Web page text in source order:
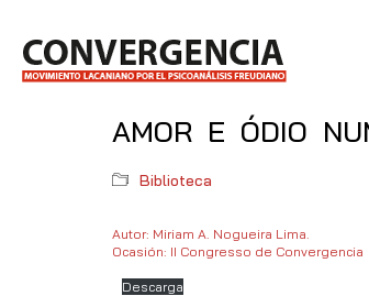
AMOR E ÓDIO
Biblioteca
Autor: Miriam A. Nogueira Lima.
Ocasión: II Congresso de Convergencia
Descarga